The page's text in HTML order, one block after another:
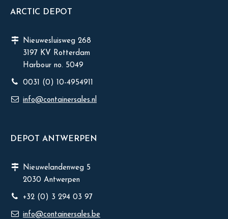
ARCTIC DEPOT
Nieuwesluisweg 268
3197 KV Rotterdam
Harbour no. 5049
0031 (0) 10-4954911
info@containersales.nl
DEPOT ANTWERPEN
Nieuwelandenweg 5
2030 Antwerpen
+32 (0) 3 294 03 97
info@containersales.be